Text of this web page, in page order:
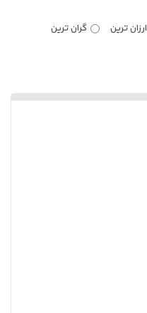
ارزان ترین
گران ترین